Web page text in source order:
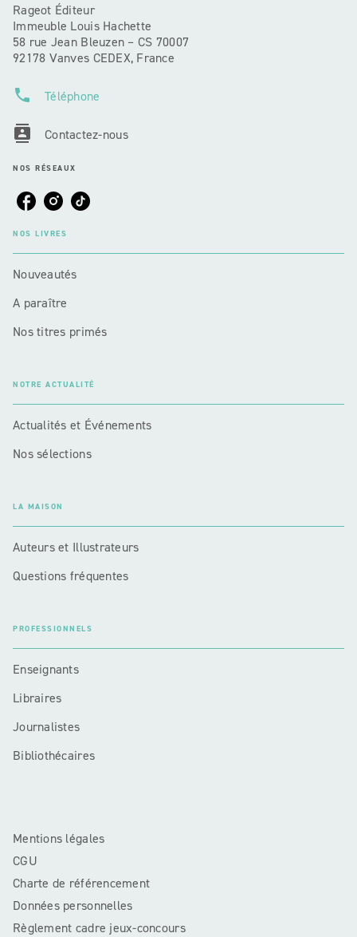
Rageot Éditeur
Immeuble Louis Hachette
58 rue Jean Bleuzen – CS 70007
92178 Vanves CEDEX, France
phone Téléphone
contacts Contactez-nous
NOS RÉSEAUX
NOS LIVRES
Nouveautés
A paraître
Nos titres primés
NOTRE ACTUALITÉ
Actualités et Événements
Nos sélections
LA MAISON
Auteurs et Illustrateurs
Questions fréquentes
PROFESSIONNELS
Enseignants
Libraires
Journalistes
Bibliothécaires
Mentions légales
CGU
Charte de référencement
Données personnelles
Règlement cadre jeux-concours